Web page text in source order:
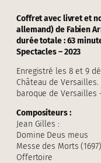
Coffret avec livret et
allemand) de Fabien
durée totale : 63
Spectacles – 2023
Enregistré les 8 et 9
Château de
baroque de Versailles
Compositeurs :
Jean Gilles :
Domine Deus meus
Messe des Morts (1697)
Offertoire